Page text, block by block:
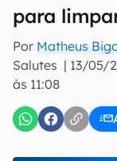
para
Por Matheus
Salutes | 13/05/
às 11:08
Uso e